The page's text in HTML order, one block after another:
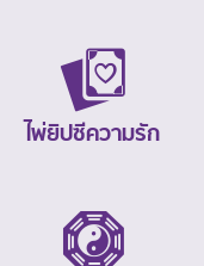
ไพ่ยิปซีความรัก